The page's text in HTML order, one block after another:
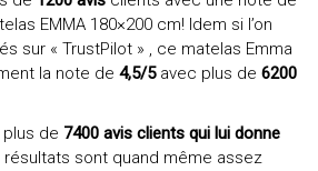
EMMA 180×200 cm! Idem si l’on
sur « TrustPilot » , ce matelas Emma
la note de4,5/5avec plus de6200
de 7400 avis clients qui lui donne
résultats sont quand même assez